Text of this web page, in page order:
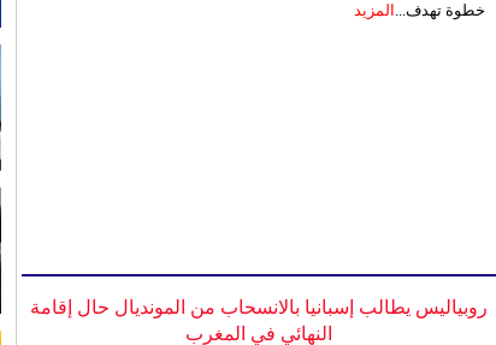
خطوة تهدف... المزيد
روبياليس يطالب إسبانيا بالانسحاب من المونديال حال إقامة
النهائي في المغرب